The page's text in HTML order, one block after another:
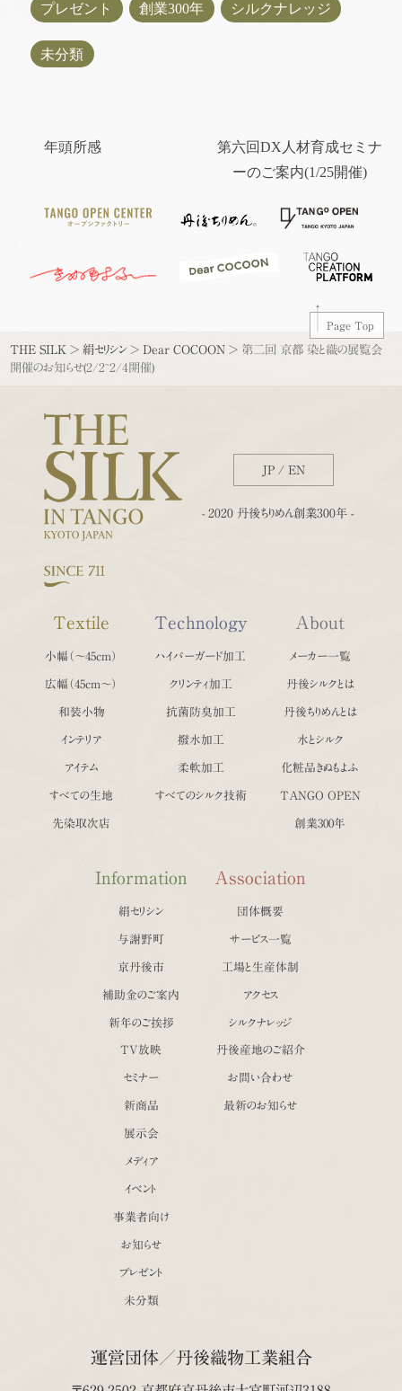
プレゼント 創業300年 シルクナレッジ
未分類
年頭所感
第六回DX人材育成セミナ
ーのご案内(1/25開催)
Page Top
THE SILK >絹セリシン>Dear COCOON > 第二回 京都 染と織の展覧会
開催のお知らせ(2/2~2/4開催)
JP /EN
- 2020 丹後ちりめん創業300年 -
Textile
小幅（〜45cm）
広幅（45cm〜）
和装小物
インテリア
アイテム
すべての生地
先染取次店
Technology
ハイパーガード加工
クリンティ加工
抗菌防臭加工
撥水加工
柔軟加工
すべてのシルク技術
About
メーカー一覧
丹後シルクとは
丹後ちりめんとは
水とシルク
化粧品きぬもよふ
TANGO OPEN
創業300年
Information
絹セリシン
与謝野町
京丹後市
補助金のご案内
新年のご挨拶
TV放映
セミナー
新商品
展示会
メディア
イベント
事業者向け
お知らせ
プレゼント
未分類
Association
団体概要
サービス一覧
工場と生産体制
アクセス
シルクナレッジ
丹後産地のご紹介
お問い合わせ
最新のお知らせ
運営団体／丹後織物工業組合